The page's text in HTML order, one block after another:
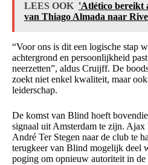
LEES OOK 'Atlético bereikt
van Thiago Almada naar
“Voor ons is dit een logische stap
achtergrond en persoonlijkheid
neerzetten”, aldus Cruijff. De
zoekt niet enkel kwaliteit, maar
leiderschap.
De komst van Blind hoeft
signaal uit Amsterdam te zijn.
André Ter Stegen naar de club te
terugkeer van Blind mogelijk deel
poging om opnieuw autoriteit in de